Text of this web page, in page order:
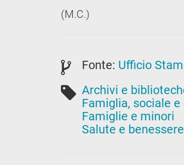
(M.C.)
Fonte: Ufficio
Archivi e
Famiglia, sociale
Famiglie e minori
Salute e benessere